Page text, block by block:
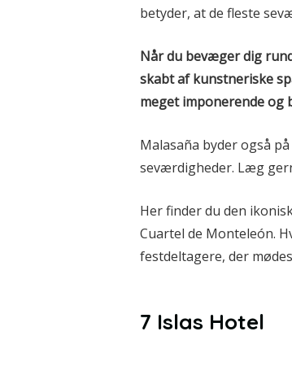
betyder, at de fleste
Når du bevæger dig
skabt af kunstneriske
meget imponerende
Malasaña byder også
seværdigheder. Læg
Her finder du den
Cuartel de Monteleón.
festdeltagere, der
7 Islas Hotel